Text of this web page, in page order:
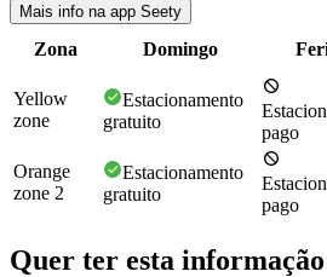
Mais info na app Seety
Zona Domingo
Yellow
zone
Estacionamento
gratuito
pago
Orange
zone 2
Estacionamento
gratuito
pago
Quer ter esta